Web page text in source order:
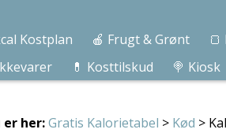
Kostplan 🍎 Frugt & Grønt
💊 Kosttilskud 🍭 Kiosk
er her:Gratis Kalorietabel > Kød >